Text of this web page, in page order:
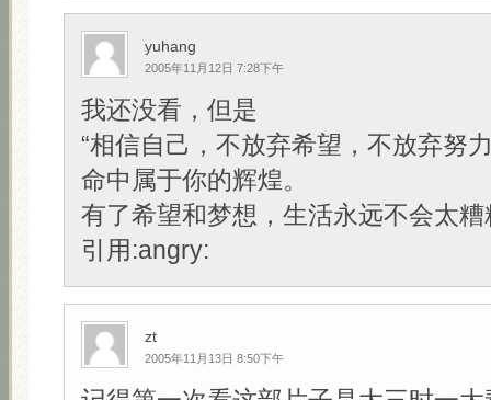
yuhang
2005年11月12日 7:28下午
我还没看，但是
“相信自己，不放弃希望，不放弃努
命中属于你的辉煌。
有了希望和梦想，生活永远不会太糟
引用:angry:
zt
2005年11月13日 8:50下午